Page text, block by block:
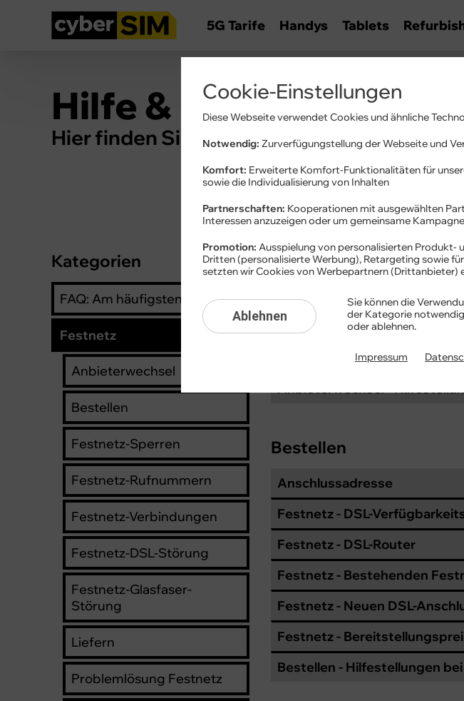
5G Tarife Handys Tablets
Hilfe & Informationen
Hier finden Sie Wissenswertes und
Kategorien
FAQ: Am häufigsten gesucht
Festnetz
Anbieterwechsel
Bestellen
Festnetz-Sperren
Festnetz-Rufnummern
Festnetz-Verbindungen
Festnetz-DSL-Störung
Festnetz-Glasfaser-
Störung
Liefern
Problemlösung Festnetz
Anbieterwechsel
Festnetz - So klappt es
Festnetz -
Festnetz - Weiterversorgung
Anbieterwechsel -
Bestellen
Anschlussadresse
Festnetz - DSL-
Festnetz - DSL-Router
Festnetz - Bestehenden
Festnetz - Neuen DSL-
Festnetz -
Bestellen - Hilfestellungen
Cookie-Einstellungen
Diese Webseite verwendet Cookies und ähnliche
Notwendig: Zurverfügungstellung der Webseite und
Komfort: Erweiterte Komfort-Funktionalitäten für
sowie die Individualisierung von Inhalten
Partnerschaften: Kooperationen mit ausgewählten
Interessen anzuzeigen oder um gemeinsame
Promotion: Ausspielung von personalisierten Produkt-
Dritten (personalisierte Werbung), Retargeting sowie
setzten wir Cookies von Werbepartnern (Drittanbieter)
Ablehnen
Sie können die
der Kategorie
oder ablehnen.
Impressum